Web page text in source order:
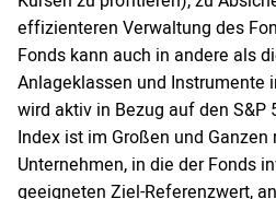
effizienteren Verwaltung des
Fonds kann auch in andere als
Anlageklassen und Instrumente
wird aktiv in Bezug auf den S&P
Index ist im Großen und
Unternehmen, in die der Fonds
geeigneten Ziel-Referenzwert,